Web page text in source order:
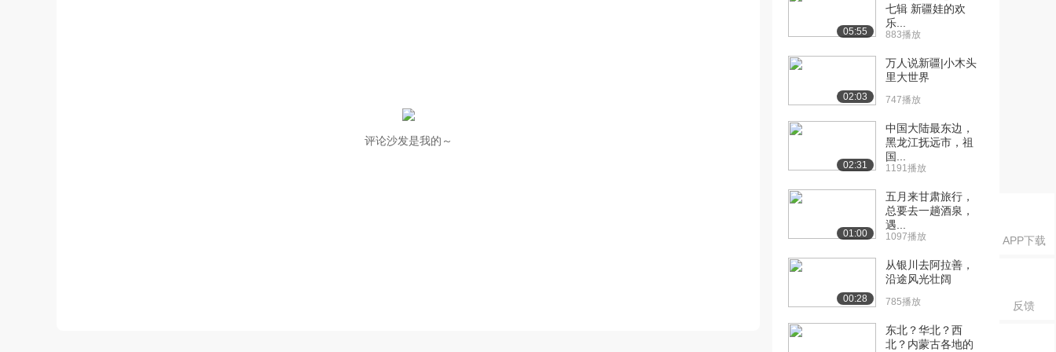
APP下载
反馈
评论沙发是我的～
05:55
七辑 新疆娃的欢
乐...
883播放
02:03
万人说新疆|小木头
里大世界
747播放
02:31
中国大陆最东边，
黑龙江抚远市，祖
国...
1191播放
01:00
五月来甘肃旅行，
总要去一趟酒泉，
遇...
1097播放
00:28
从银川去阿拉善，
沿途风光壮阔
785播放
东北？华北？西
北？内蒙古各地的